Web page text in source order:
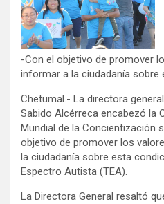
-Con el objetivo de promover
informar a la ciudadanía sobre
Chetumal.- La directora
Sabido Alcérreca encabezó la
Mundial de la Concientización
objetivo de promover los
la ciudadanía sobre esta
Espectro Autista (TEA).
La Directora General resaltó